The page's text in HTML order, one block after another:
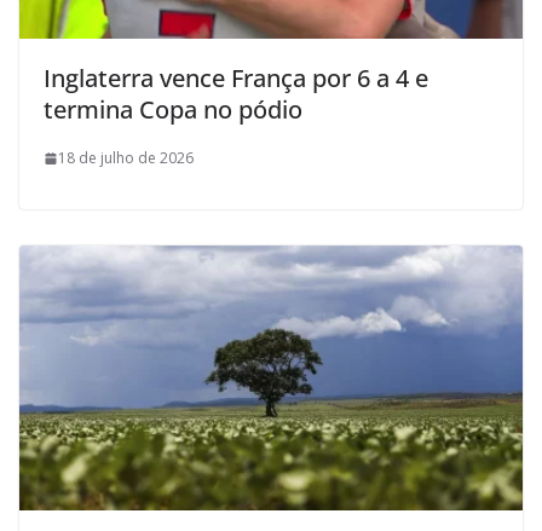
Inglaterra vence França por 6 a 4 e
termina Copa no pódio
18 de julho de 2026